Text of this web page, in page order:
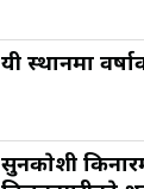
यी स्थानमा
सुनकाेशी